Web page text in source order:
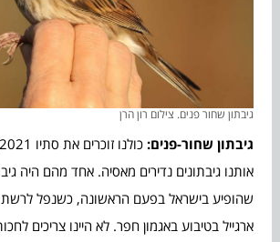
גיבתון שחור פנים. צילום רון הרן
גיבתון שחור-פנים:
אותנו גיבתונים נדירים מאסיה. אחד מהם היה
שהופיע בישראל בפעם הראשונה, כשנפל
ארגייל בטיבוע באגמון חפר. לא היינו צריכים